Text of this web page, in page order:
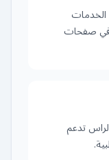
الخدمات
في صفحات
تدعم